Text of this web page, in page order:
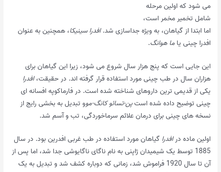
می شود که اولین مرحله
شامل تخمیر مخمر است،
اما ابتدا از گیاهان، به ویژه جداسازی شد.افدرا سینیکا، همچنین به عنوان
افدرا چینی یاما هوانگ.
این جایی است که پنج هزار سال شروع می شود، زیرا این گیاهان برای
هزاران سال در طب چینی مورد استفاده قرار گرفته اند. در حقیقت،افدرا
یکی از قدیمی ترین داروهای شناخته شده است. در فارماکوپه افسانه ای
چینی توضیح داده شده استپن-تسائو کانگ-موو تبدیل به بخشی رایج از
نسخه های چینی برای درمان علائم سرماخوردگی، تب و آسم شد.
اولین ماده درافدرا گیاهان مورد استفاده در طب غربی افدرین بود. در سال
1885 توسط یک شیمیدان ژاپنی به نام ناگای ناگایوشی جدا شد، اما پس از
آن تا سال 1920 فراموش شد، زمانی که دوباره کشف شد و تبدیل به یک